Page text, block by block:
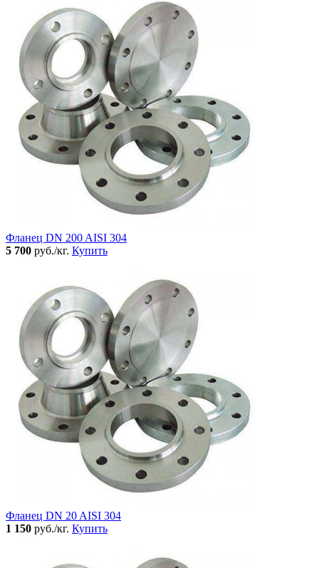
Фланец DN 200 AISI 304
5 700 руб./кг. Купить
Фланец DN 20 AISI 304
1 150 руб./кг. Купить